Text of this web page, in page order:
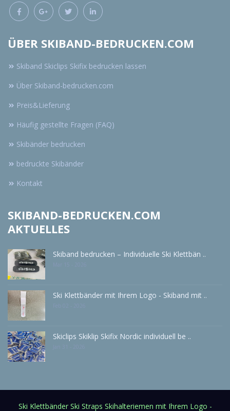
ÜBER SKIBAND-BEDRUCKEN.COM
Skiband Skiclips Skifix bedrucken lassen
Über Skiband-bedrucken.com
Preis&Lieferung
Häufig gestellte Fragen (FAQ)
Skibänder bedrucken
bedruckte Skibänder
Kontakt
SKIBAND-BEDRUCKEN.COM
AKTUELLES
Skiband bedrucken – Individuelle Ski Klettbän ..
Ski Klettbänder mit Ihrem Logo - Skiband mit ..
Skiclips Skiklip Skifix Nordic individuell be ..
Ski Klettbänder Ski Straps Skihalteriemen mit Ihrem Logo -